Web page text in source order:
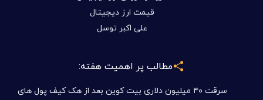
قیمت ارز دیجیتال
علی اکبر توسل
مطالب پر اهمیت هفته:
سرقت ۴۰ میلیون دلاری بیت کوین بعد از هک کیف پول های